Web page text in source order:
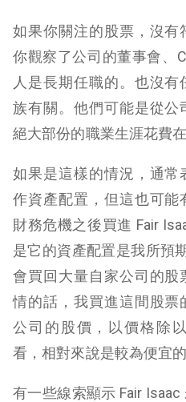
如果你關注的股票，沒有
你觀察了公司的董事會、
人是長期任職的。也沒
族有關。他們可能是從
絕大部份的職業生涯花費在
如果是這樣的情況，通
作資產配置，但這也可能
財務危機之後買進 Fair
是它的資產配置是我所預
會買回大量自家公司的
情的話，我買進這間股票
公司的股價，以價格除
看，相對來說是較為便宜的
有一些線索顯示 Fair